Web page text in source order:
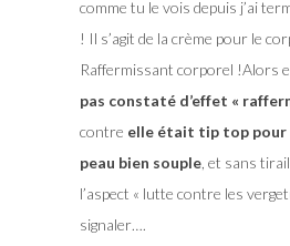
comme tu le vois depuis j’ai
! Il s’agit de la crème pour le
Raffermissant corporel !Alors
pas constaté d’effet «
contre elle était tip top pour
peau bien souple, et sans
l’aspect « lutte contre les
signaler….